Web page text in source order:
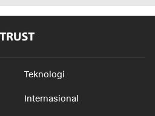
Teknologi
Internasional